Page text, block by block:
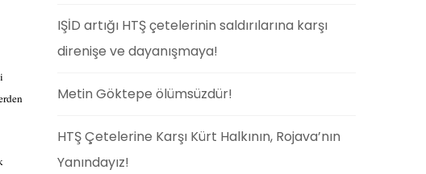
IŞİD artığı HTŞ çetelerinin saldırılarına karşı
direnişe ve dayanışmaya!
Metin Göktepe ölümsüzdür!
HTŞ Çetelerine Karşı Kürt Halkının, Rojava’nın
Yanındayız!